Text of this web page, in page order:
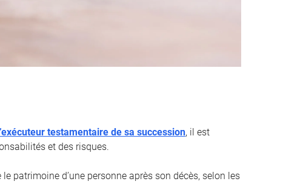
testamentaire de sa succession, il est
et des risques.
patrimoine d’une personne après son décès, selon les